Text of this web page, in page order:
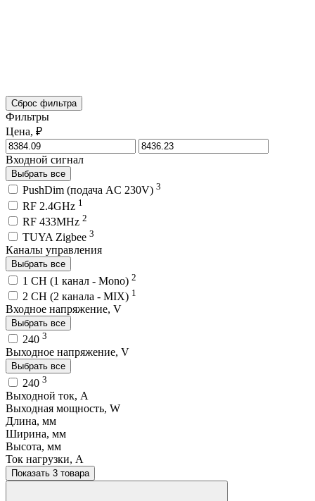
Сброс фильтра
Фильтры
Цена, ₽
Входной сигнал
Выбрать все
PushDim (подача AC 230V) 3
RF 2.4GHz 1
RF 433MHz 2
TUYA Zigbee 3
Каналы управления
Выбрать все
1 CH (1 канал - Mono) 2
2 CH (2 канала - MIX) 1
Входное напряжение, V
Выбрать все
240 3
Выходное напряжение, V
Выбрать все
240 3
Выходной ток, A
Выходная мощность, W
Длина, мм
Ширина, мм
Высота, мм
Ток нагрузки, A
Показать 3 товара